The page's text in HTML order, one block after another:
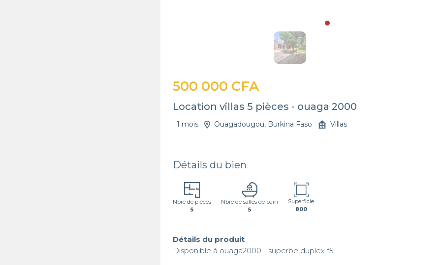
500 000 CFA
Location villas 5 pièces - ouaga 2000
1 mois Ouagadougou, Burkina Faso Villas
Détails du bien
Nbre de pièces
5
Nbre de salles de bain
5
Superficie
800
Détails du produit
Disponible à ouaga2000 - superbe duplex f5